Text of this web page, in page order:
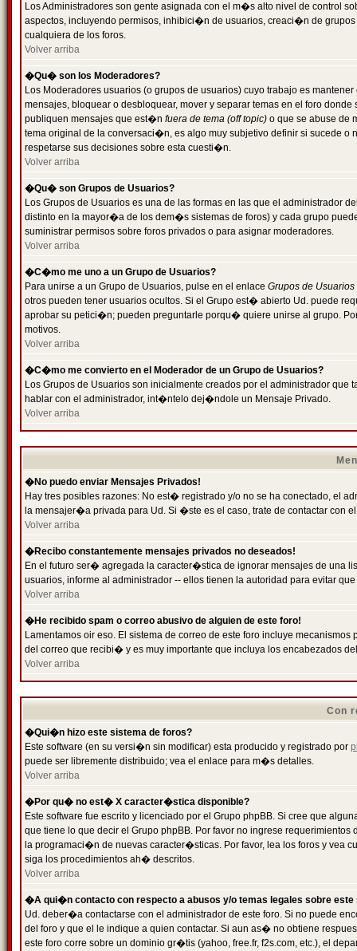
Los Administradores son gente asignada con el m�s alto nivel de control
aspectos, incluyendo permisos, inhibici�n de usuarios, creaci�n de
cualquiera de los foros.
Volver arriba
�Qu� son los Moderadores?
Los Moderadores usuarios (o grupos de usuarios) cuyo trabajo es
mensajes, bloquear o desbloquear, mover y separar temas en el foro
publiquen mensajes que est�n fuera de tema (off topic) o que se abuse de
tema original de la conversaci�n, es algo muy subjetivo definir si sucede
respetarse sus decisiones sobre esta cuesti�n.
Volver arriba
�Qu� son Grupos de Usuarios?
Los Grupos de Usuarios es una de las formas en las que el administrador
distinto en la mayor�a de los dem�s sistemas de foros) y cada grupo
suministrar permisos sobre foros privados o para asignar moderadores.
Volver arriba
�C�mo me uno a un Grupo de Usuarios?
Para unirse a un Grupo de Usuarios, pulse en el enlace Grupos de Usuarios
otros pueden tener usuarios ocultos. Si el Grupo est� abierto Ud. puede
aprobar su petici�n; pueden preguntarle porqu� quiere unirse al grupo.
motivos.
Volver arriba
�C�mo me convierto en el Moderador de un Grupo de Usuarios?
Los Grupos de Usuarios son inicialmente creados por el administrador
hablar con el administrador, int�ntelo dej�ndole un Mensaje Privado.
Volver arriba
�No puedo enviar Mensajes Privados!
Hay tres posibles razones: No est� registrado y/o no se ha conectado, el
la mensajer�a privada para Ud. Si �ste es el caso, trate de contactar con
Volver arriba
�Recibo constantemente mensajes privados no deseados!
En el futuro ser� agregada la caracter�stica de ignorar mensajes de una
usuarios, informe al administrador -- ellos tienen la autoridad para evitar
Volver arriba
�He recibido spam o correo abusivo de alguien de este foro!
Lamentamos oir eso. El sistema de correo de este foro incluye
del correo que recibi� y es muy importante que incluya los encabezados
Volver arriba
Con
�Qui�n hizo este sistema de foros?
Este software (en su versi�n sin modificar) esta producido y registrado por
puede ser libremente distribuido; vea el enlace para m�s detalles.
Volver arriba
�Por qu� no est� X caracter�stica disponible?
Este software fue escrito y licenciado por el Grupo phpBB. Si cree que
que tiene lo que decir el Grupo phpBB. Por favor no ingrese
la programaci�n de nuevas caracter�sticas. Por favor, lea los foros y vea
siga los procedimientos ah� descritos.
Volver arriba
�A qui�n contacto con respecto a abusos y/o temas legales sobre este
Ud. deber�a contactarse con el administrador de este foro. Si no puede
del foro y que el le indique a quien contactar. Si aun as� no obtiene
este foro corre sobre un dominio gr�tis (yahoo, free.fr, f2s.com, etc.), el